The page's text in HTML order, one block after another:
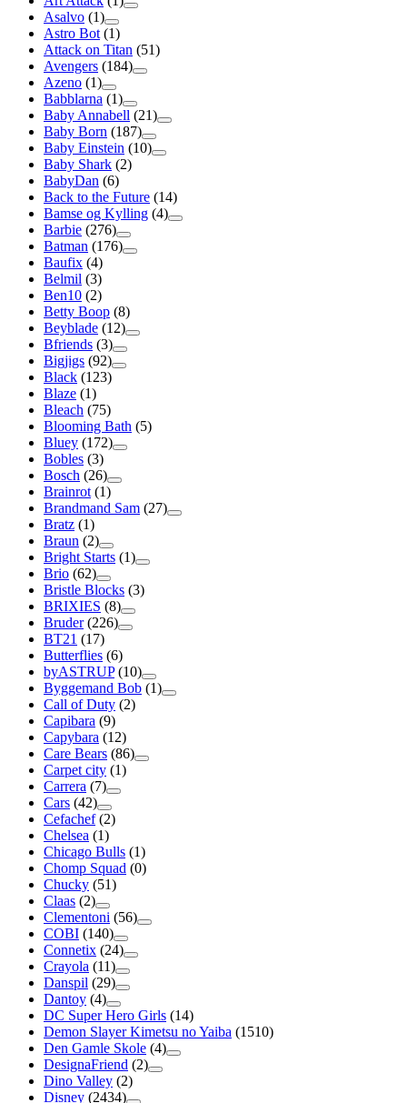
Asalvo (1)
Astro Bot (1)
Attack on Titan (51)
Avengers (184)
Azeno (1)
Babblarna (1)
Baby Annabell (21)
Baby Born (187)
Baby Einstein (10)
Baby Shark (2)
BabyDan (6)
Back to the Future (14)
Bamse og Kylling (4)
Barbie (276)
Batman (176)
Baufix (4)
Belmil (3)
Ben10 (2)
Betty Boop (8)
Beyblade (12)
Bfriends (3)
Bigjigs (92)
Black (123)
Blaze (1)
Bleach (75)
Blooming Bath (5)
Bluey (172)
Bobles (3)
Bosch (26)
Brainrot (1)
Brandmand Sam (27)
Bratz (1)
Braun (2)
Bright Starts (1)
Brio (62)
Bristle Blocks (3)
BRIXIES (8)
Bruder (226)
BT21 (17)
Butterflies (6)
byASTRUP (10)
Byggemand Bob (1)
Call of Duty (2)
Capibara (9)
Capybara (12)
Care Bears (86)
Carpet city (1)
Carrera (7)
Cars (42)
Cefachef (2)
Chelsea (1)
Chicago Bulls (1)
Chomp Squad (0)
Chucky (51)
Claas (2)
Clementoni (56)
COBI (140)
Connetix (24)
Crayola (11)
Danspil (29)
Dantoy (4)
DC Super Hero Girls (14)
Demon Slayer Kimetsu no Yaiba (1510)
Den Gamle Skole (4)
DesignaFriend (2)
Dino Valley (2)
Disney (2434)